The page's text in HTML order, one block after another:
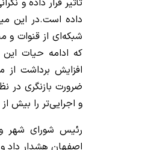
تأثیر قرار داده و
داده است.در این
شبکه‌ای از قنوات و
که ادامه حیات
افزایش برداشت از
ضرورت بازنگری در
و اجرایی‌تر را بیش
رئیس شورای شهر
اصفهان هشدار